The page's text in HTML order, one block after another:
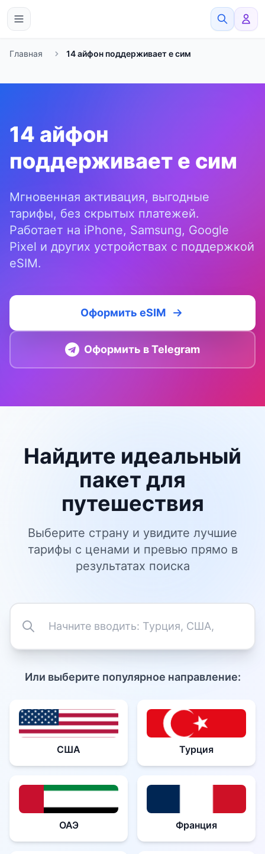
Главная 14 айфон поддерживает е сим
14 айфон
поддерживает е сим
Мгновенная активация, выгодные
тарифы, без скрытых платежей.
Работает на iPhone, Samsung, Google
Pixel и других устройствах с поддержкой
eSIM.
Оформить eSIM
Оформить в Telegram
Найдите идеальный
пакет для
путешествия
Выберите страну и увидите лучшие
тарифы с ценами и превью прямо в
результатах поиска
Или выберите популярное направление:
США Турция
ОАЭ Франция